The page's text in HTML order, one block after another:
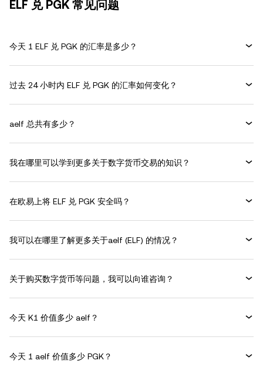
ELF 兑 PGK 常见问题
今天 1 ELF 兑 PGK 的汇率是多少？
过去 24 小时内 ELF 兑 PGK 的汇率如何变化？
aelf 总共有多少？
我在哪里可以学到更多关于数字货币交易的知识？
在欧易上将 ELF 兑 PGK 安全吗？
我可以在哪里了解更多关于aelf (ELF) 的情况？
关于购买数字货币等问题，我可以向谁咨询？
今天 K1 价值多少 aelf？
今天 1 aelf 价值多少 PGK？